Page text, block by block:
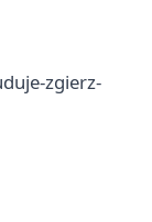
zgierz-